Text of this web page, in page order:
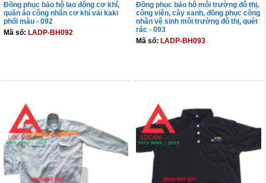
Đồng phục bảo hộ lao động cơ khí,
quần áo công nhân cơ khí vải kaki
phối màu - 092
Mã số: LADP-BH092
Đồng phục bảo hộ môi trường đô thị,
công viên, cây xanh, đồng phục công
nhân vệ sinh môi trường đô thị, quét
rác - 093
Mã số: LADP-BH093